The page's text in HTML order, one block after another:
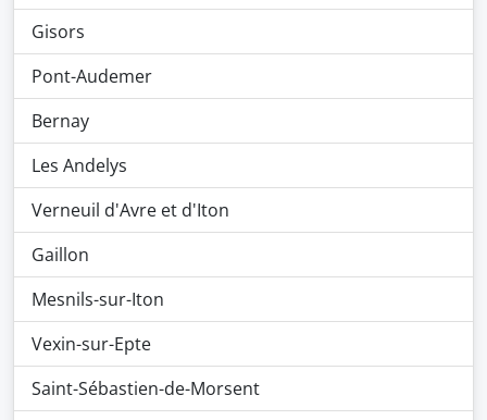
Gisors
Pont-Audemer
Bernay
Les Andelys
Verneuil d'Avre et d'Iton
Gaillon
Mesnils-sur-Iton
Vexin-sur-Epte
Saint-Sébastien-de-Morsent